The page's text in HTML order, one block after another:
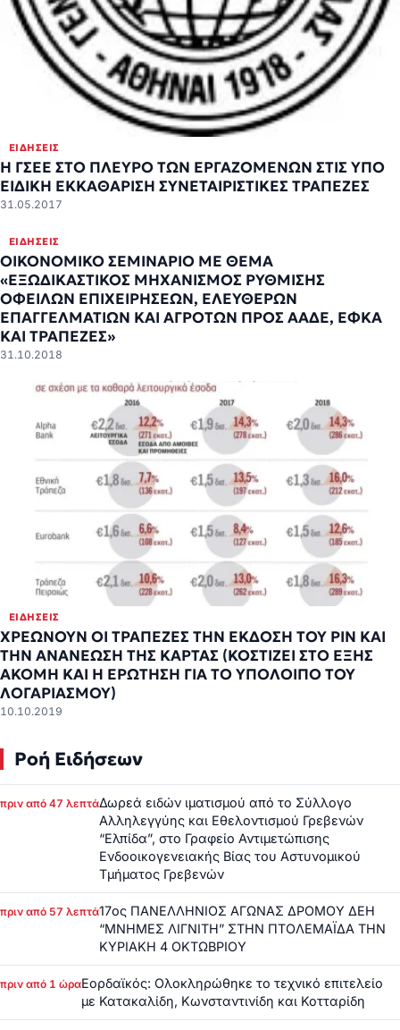
ΕΙΔΉΣΕΙΣ
Η ΓΣΕΕ ΣΤΟ ΠΛΕΥΡΟ ΤΩΝ ΕΡΓΑΖΟΜΕΝΩΝ ΣΤΙΣ ΥΠΟ
ΕΙΔΙΚΗ ΕΚΚΑΘΑΡΙΣΗ ΣΥΝΕΤΑΙΡΙΣΤΙΚΕΣ ΤΡΑΠΕΖΕΣ
31.05.2017
ΕΙΔΉΣΕΙΣ
ΟΙΚΟΝΟΜΙΚΟ ΣΕΜΙΝΑΡΙΟ ΜΕ ΘΕΜΑ
«ΕΞΩΔΙΚΑΣΤΙΚΟΣ ΜΗΧΑΝΙΣΜΟΣ ΡΥΘΜΙΣΗΣ
ΟΦΕΙΛΩΝ ΕΠΙΧΕΙΡΗΣΕΩΝ, ΕΛΕΥΘΕΡΩΝ
ΕΠΑΓΓΕΛΜΑΤΙΩΝ ΚΑΙ ΑΓΡΟΤΩΝ ΠΡΟΣ ΑΑΔΕ, ΕΦΚΑ
ΚΑΙ ΤΡΑΠΕΖΕΣ»
31.10.2018
ΕΙΔΉΣΕΙΣ
XΡΕΩΝΟΥΝ OI ΤΡΑΠΕΖΕΣ ΤΗΝ ΕΚΔΟΣΗ ΤΟΥ PIN ΚΑΙ
ΤΗΝ ΑΝΑΝΕΩΣΗ ΤΗΣ ΚΑΡΤΑΣ (ΚΟΣΤΙΖΕΙ ΣΤΟ ΕΞΗΣ
ΑΚΟΜΗ ΚΑΙ Η ΕΡΩΤΗΣΗ ΓΙΑ ΤΟ ΥΠΟΛΟΙΠΟ ΤΟΥ
ΛΟΓΑΡΙΑΣΜΟΥ)
10.10.2019
Ροή Ειδήσεων
πριν από 47 λεπτάΔωρεά ειδών ιματισμού από το Σύλλογο
Αλληλεγγύης και Εθελοντισμού Γρεβενών
“Ελπίδα”, στο Γραφείο Αντιμετώπισης
Ενδοοικογενειακής Βίας του Αστυνομικού
Τμήματος Γρεβενών
πριν από 57 λεπτά17ος ΠΑΝΕΛΛΗΝΙΟΣ ΑΓΩΝΑΣ ΔΡΟΜΟΥ ΔΕΗ
“ΜΝΗΜΕΣ ΛΙΓΝΙΤΗ” ΣΤΗΝ ΠΤΟΛΕΜΑΪΔΑ ΤΗΝ
ΚΥΡΙΑΚΗ 4 ΟΚΤΩΒΡΙΟΥ
πριν από 1 ώραΕορδαϊκός: Ολοκληρώθηκε το τεχνικό επιτελείο
με Κατακαλίδη, Κωνσταντινίδη και Κοτταρίδη